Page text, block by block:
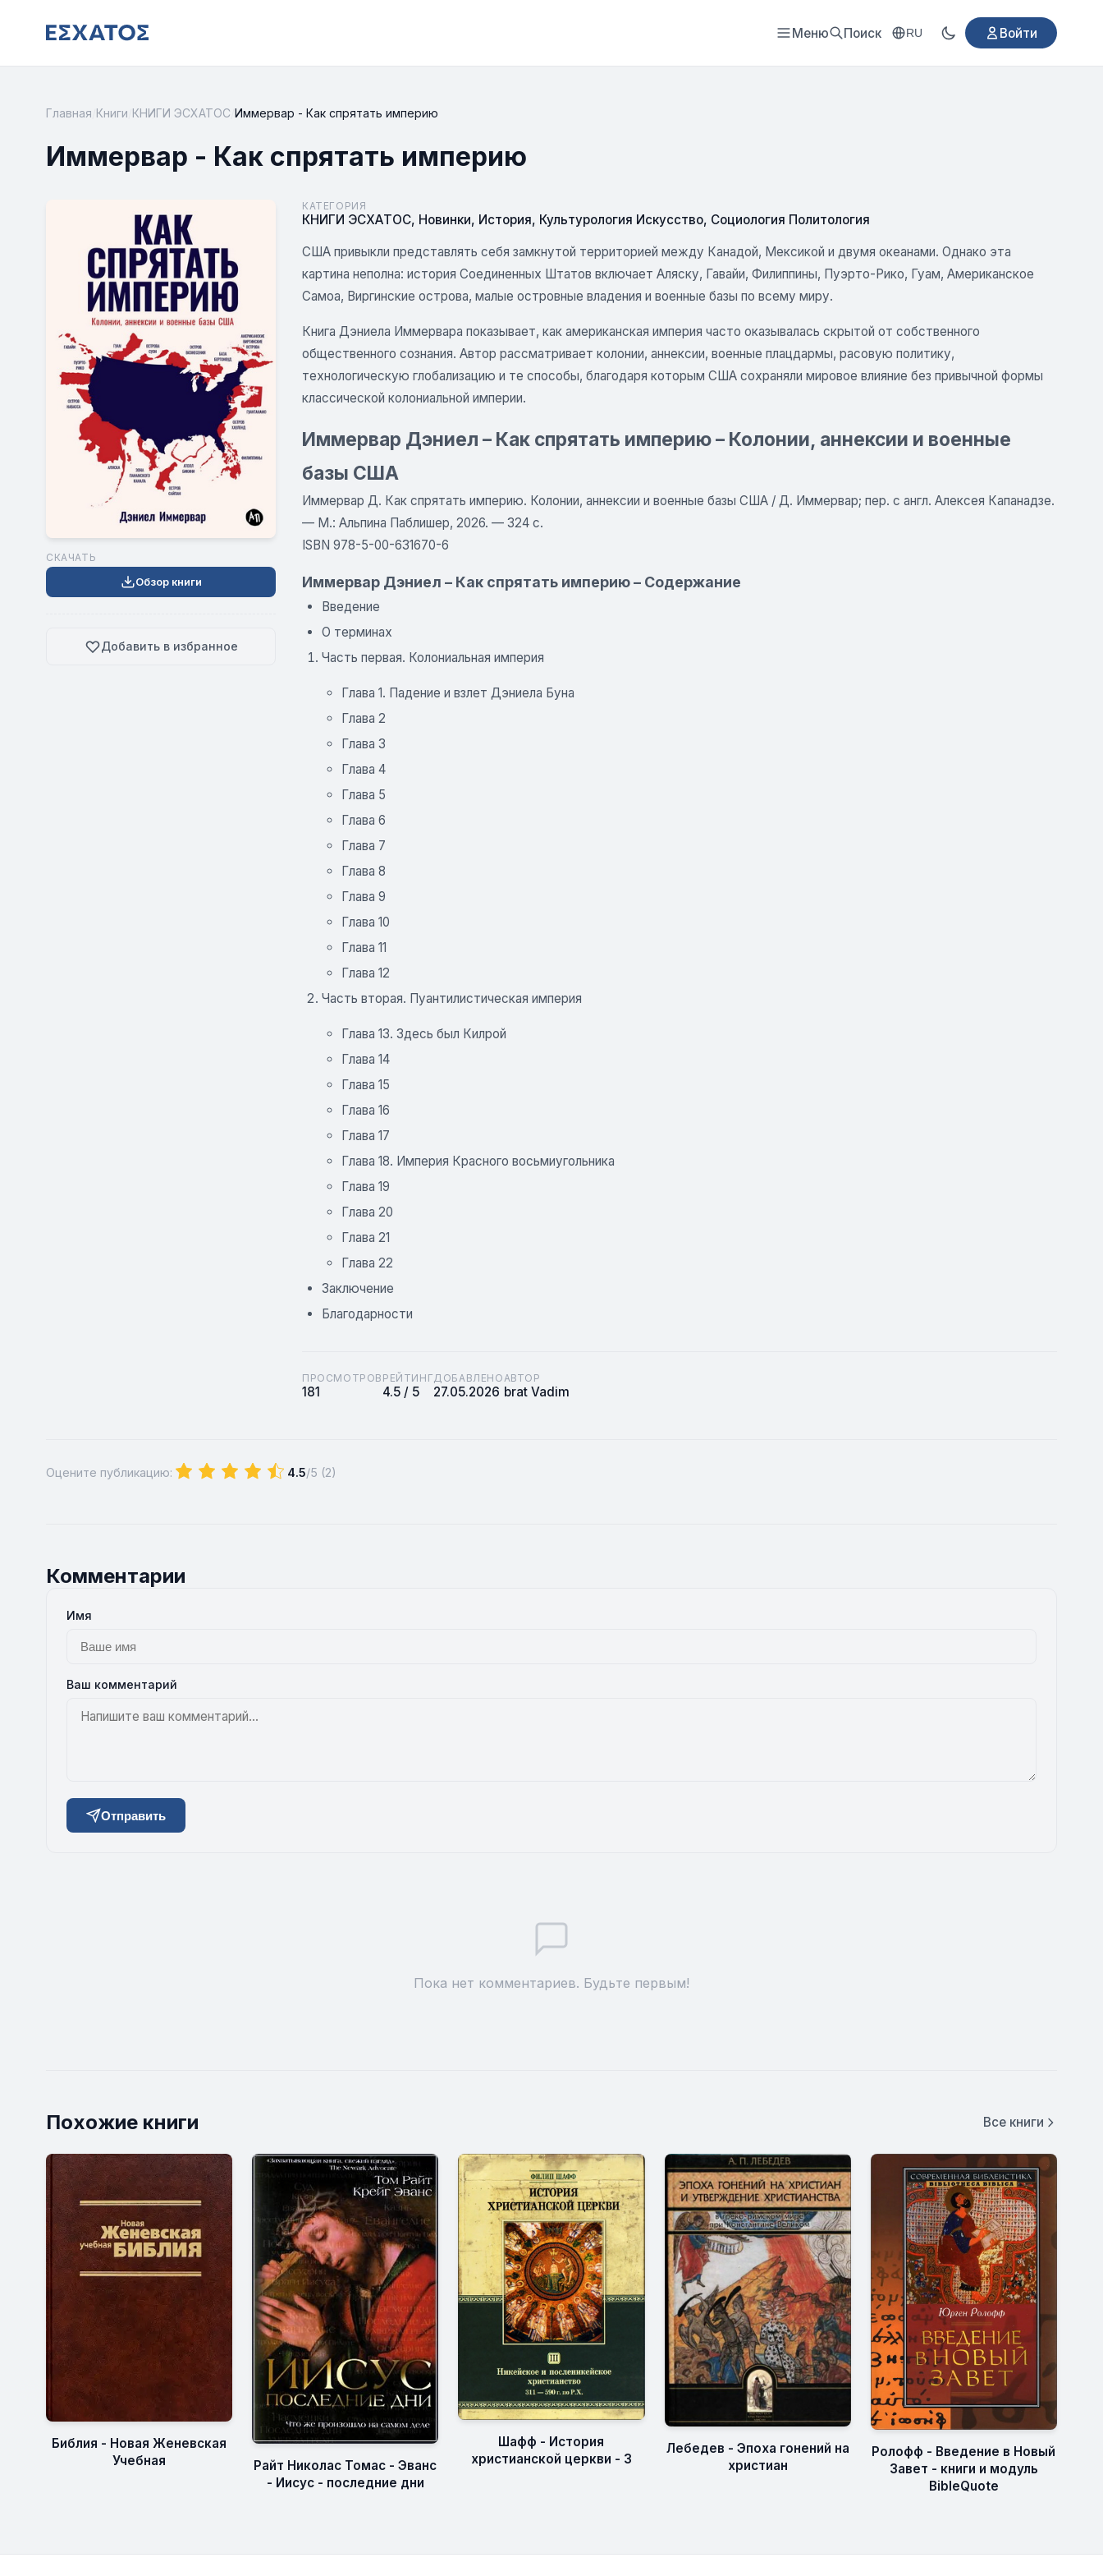
Меню Поиск RU Войти
Главная Книги КНИГИ ЭСХАТОС Иммервар - Как спрятать империю
Иммервар - Как спрятать империю
СКАЧАТЬ
Обзор книги
Добавить в избранное
КАТЕГОРИЯ
КНИГИ ЭСХАТОС, Новинки, История, Культурология Искусство, Социология Политология
США привыкли представлять себя замкнутой территорией между Канадой, Мексикой и двумя океанами. Однако эта
картина неполна: история Соединенных Штатов включает Аляску, Гавайи, Филиппины, Пуэрто-Рико, Гуам, Американское
Самоа, Виргинские острова, малые островные владения и военные базы по всему миру.
Книга Дэниела Иммервара показывает, как американская империя часто оказывалась скрытой от собственного
общественного сознания. Автор рассматривает колонии, аннексии, военные плацдармы, расовую политику,
технологическую глобализацию и те способы, благодаря которым США сохраняли мировое влияние без привычной формы
классической колониальной империи.
Иммервар Дэниел – Как спрятать империю – Колонии, аннексии и военные
базы США
Иммервар Д. Как спрятать империю. Колонии, аннексии и военные базы США / Д. Иммервар; пер. с англ. Алексея Капанадзе.
— М.: Альпина Паблишер, 2026. — 324 с.
ISBN 978-5-00-631670-6
Иммервар Дэниел – Как спрятать империю – Содержание
Введение
О терминах
Часть первая. Колониальная империя
Глава 1. Падение и взлет Дэниела Буна
Глава 2
Глава 3
Глава 4
Глава 5
Глава 6
Глава 7
Глава 8
Глава 9
Глава 10
Глава 11
Глава 12
Часть вторая. Пуантилистическая империя
Глава 13. Здесь был Килрой
Глава 14
Глава 15
Глава 16
Глава 17
Глава 18. Империя Красного восьмиугольника
Глава 19
Глава 20
Глава 21
Глава 22
Заключение
Благодарности
ПРОСМОТРОВ
181
РЕЙТИНГ
4.5 / 5
ДОБАВЛЕНО
27.05.2026
АВТОР
brat Vadim
Оцените публикацию: 4.5/5 (2)
Комментарии
Имя
Ваш комментарий
Отправить
Пока нет комментариев. Будьте первым!
Похожие книги Все книги
Библия - Новая Женевская
Учебная
Райт Николас Томас - Эванс
- Иисус - последние дни
Шафф - История
христианской церкви - 3
Лебедев - Эпоха гонений на
христиан
Ролофф - Введение в Новый
Завет - книги и модуль
BibleQuote